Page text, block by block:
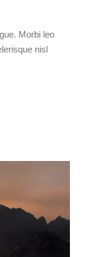
Morbi leo
nisl